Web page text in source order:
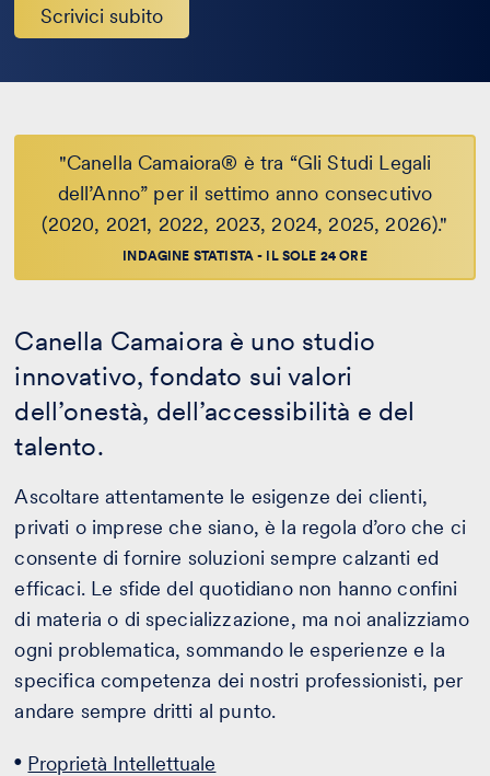
Scrivici subito
"Canella Camaiora® è tra “Gli Studi Legali
dell’Anno” per il settimo anno consecutivo
(2020, 2021, 2022, 2023, 2024, 2025, 2026)."
INDAGINE STATISTA - IL SOLE 24 ORE
Canella Camaiora è uno studio
innovativo, fondato sui valori
dell’onestà, dell’accessibilità e del
talento.
Ascoltare attentamente le esigenze dei clienti,
privati o imprese che siano, è la regola d’oro che ci
consente di fornire soluzioni sempre calzanti ed
efficaci. Le sfide del quotidiano non hanno confini
di materia o di specializzazione, ma noi analizziamo
ogni problematica, sommando le esperienze e la
specifica competenza dei nostri professionisti, per
andare sempre dritti al punto.
Proprietà Intellettuale